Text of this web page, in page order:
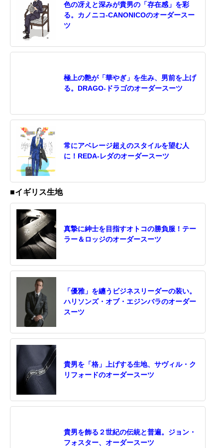
色の冴えと深みが貴男の「存在感」を彩
る。カノニコ-CANONICOのオーダースー
ツ
極上の艶が「華やぎ」を生み、男前を上げ
る。DRAGO-ドラゴのオーダースーツ
常にアベレージ超えのスタイルを望む人
に！REDA-レダのオーダースーツ
■イギリス生地
真摯に紳士を目指すオトコの勝負服！テー
ラー＆ロッジのオーダースーツ
「優雅」を纏うビジネスリーダーの装い。
ハリソンズ・オブ・エジンバラのオーダー
スーツ
貴男を「格」上げする生地、サヴィル・ク
リフォードのオーダースーツ
貴男を飾る２世紀の伝統と普遍。ジョン・
フォスター、オーダースーツ